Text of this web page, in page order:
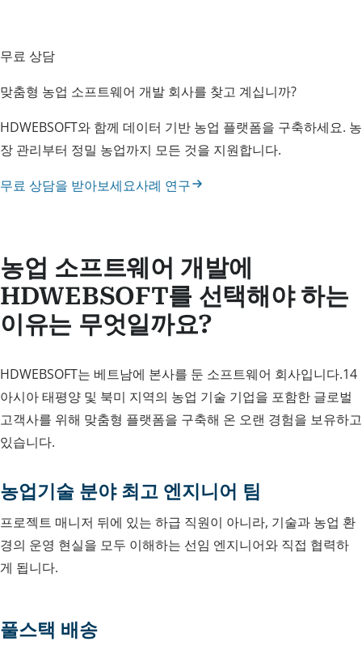
무료 상담
맞춤형 농업 소프트웨어 개발 회사를 찾고 계십니까?
HDWEBSOFT와 함께 데이터 기반 농업 플랫폼을 구축하세요. 농
장 관리부터 정밀 농업까지 모든 것을 지원합니다.
무료 상담을 받아보세요사례 연구
농업 소프트웨어 개발에
HDWEBSOFT를 선택해야 하는
이유는 무엇일까요?
HDWEBSOFT는 베트남에 본사를 둔 소프트웨어 회사입니다.14
아시아 태평양 및 북미 지역의 농업 기술 기업을 포함한 글로벌
고객사를 위해 맞춤형 플랫폼을 구축해 온 오랜 경험을 보유하고
있습니다.
농업기술 분야 최고 엔지니어 팀
프로젝트 매니저 뒤에 있는 하급 직원이 아니라, 기술과 농업 환
경의 운영 현실을 모두 이해하는 선임 엔지니어와 직접 협력하
게 됩니다.
풀스택 배송